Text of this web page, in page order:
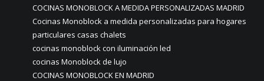
COCINAS MONOBLOCK A MEDIDA PERSONALIZADAS MADRID
Cocinas Monoblock a medida personalizadas para hogares
particulares casas chalets
cocinas monoblock con iluminación led
cocinas Monoblock de lujo
COCINAS MONOBLOCK EN MADRID